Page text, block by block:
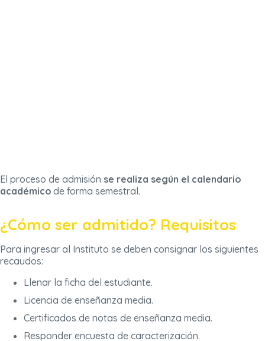
El proceso de admisión se realiza según el calendario
académico de forma semestral.
¿Cómo ser admitido? Requisitos
Para ingresar al Instituto se deben consignar los siguientes
recaudos:
Llenar la ficha del estudiante.
Licencia de enseñanza media.
Certificados de notas de enseñanza media.
Responder encuesta de caracterización.